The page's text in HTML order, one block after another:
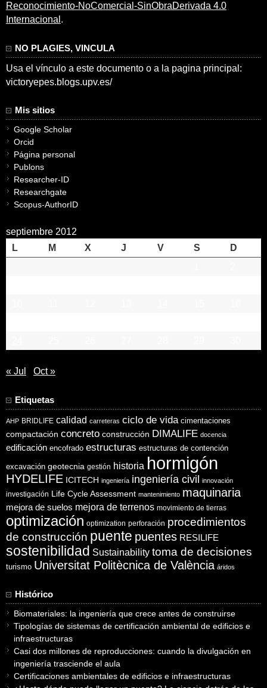
Reconocimiento-NoComercial-SinObraDerivada 4.0
Internacional .
NO PLAGIES, VINCULA
Usa el vínculo a este documento o a la pagina principal:
victoryepes.blogs.upv.es/
Mis sitios
Google Scholar
Orcid
Página personal
Publons
Researcher-ID
Researchgate
Scopus-AuthorID
septiembre 2012
L
M X J V S
D
« Jul Oct »
Etiquetas
AHP BRIDLIFE calidad carreteras ciclo de vida cimentaciones
compactación concreto construcción DIMALIFE docencia
edificación encofrado estructuras estructuras de contención
excavación geotecnia gestión historia hormigón
HYDELIFE ICITECH ingeniería ingeniería civil innovación
investigación Life Cycle Assessment mantenimiento maquinaria
mejora de suelos mejora de terrenos movimiento de tierras
optimización optimization perforación procedimientos
de construcción puente puentes RESILIFE
sostenibilidad Sustainability toma de decisiones
turismo Universitat Politècnica de València áridos
Histórico
Biomateriales: la ingeniería que crece antes de construirse
Tipologías de sistemas de certificación ambiental de edificios e
infraestructuras
Casi dos millones de reproducciones: cuando la divulgación en
ingeniería trasciende el aula
Certificaciones ambientales de edificios e infraestructuras